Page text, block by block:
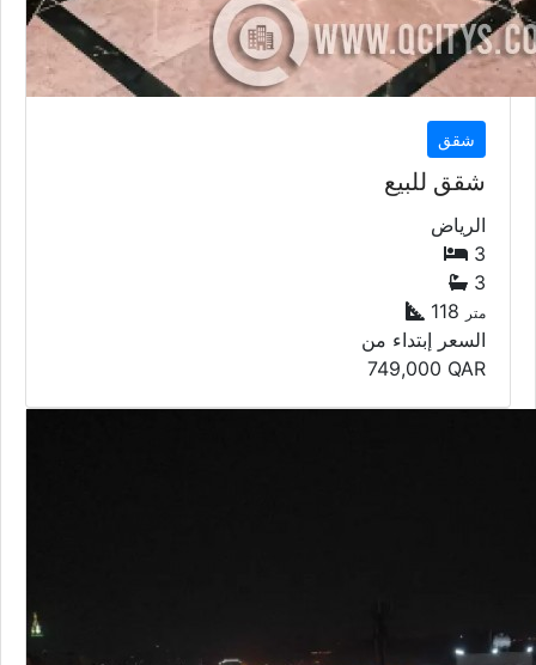
شقق
شقق للبيع
الرياض
3
3
118 متر
السعر إبتداء من
749,000 QAR